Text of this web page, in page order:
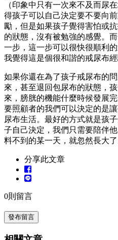
（印象中只有一次來不及而尿
得孩子可以自己決定要不要向
勵，但是如果孩子覺得害怕或
的狀態，沒有被勉強的感覺。
一步，這一步可以很快很順利
我覺得這是個很和諧的戒尿布經
如果你還在為了孩子戒尿布的
來，甚至退回包尿布的狀態，
來，膀胱的機能什麼時候發展
要照顧者的我們可以決定的是
尿布生活。最好的方式就是孩
子自己決定，我們只需要陪伴
料不到的某一天，就忽然長大了
分享此文章
0則留言
發布留言